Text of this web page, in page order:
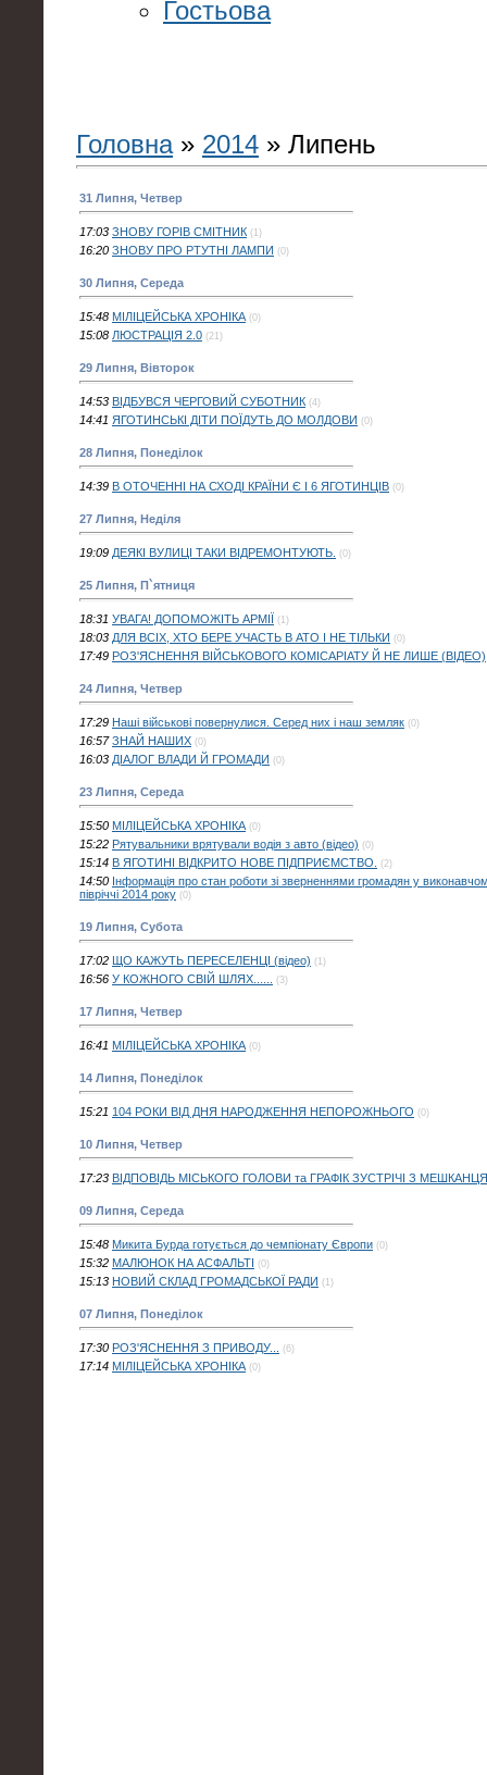
Гостьова
Головна» 2014 » Липень
31 Липня, Четвер
17:03 ЗНОВУ ГОРІВ СМІТНИК (1)
16:20 ЗНОВУ ПРО РТУТНІ ЛАМПИ (0)
30 Липня, Середа
15:48 МІЛІЦЕЙСЬКА ХРОНІКА (0)
15:08 ЛЮСТРАЦІЯ 2.0 (21)
29 Липня, Вівторок
14:53 ВІДБУВСЯ ЧЕРГОВИЙ СУБОТНИК (4)
14:41 ЯГОТИНСЬКІ ДІТИ ПОЇДУТЬ ДО МОЛДОВИ (0)
28 Липня, Понеділок
14:39 В ОТОЧЕННІ НА СХОДІ КРАЇНИ Є І 6 ЯГОТИНЦІВ (0)
27 Липня, Неділя
19:09 ДЕЯКІ ВУЛИЦІ ТАКИ ВІДРЕМОНТУЮТЬ. (0)
25 Липня, П`ятниця
18:31 УВАГА! ДОПОМОЖІТЬ АРМІЇ (1)
18:03 ДЛЯ ВСІХ, ХТО БЕРЕ УЧАСТЬ В АТО І НЕ ТІЛЬКИ (0)
17:49 РОЗ'ЯСНЕННЯ ВІЙСЬКОВОГО КОМІСАРІАТУ Й НЕ ЛИШЕ (ВІДЕО)
24 Липня, Четвер
17:29 Наші військові повернулися. Серед них і наш земляк (0)
16:57 ЗНАЙ НАШИХ (0)
16:03 ДІАЛОГ ВЛАДИ Й ГРОМАДИ (0)
23 Липня, Середа
15:50 МІЛІЦЕЙСЬКА ХРОНІКА (0)
15:22 Рятувальники врятували водія з авто (відео) (0)
15:14 В ЯГОТИНІ ВІДКРИТО НОВЕ ПІДПРИЄМСТВО. (2)
14:50 Інформація про стан роботи зі зверненнями громадян у
півріччі 2014 року (0)
19 Липня, Субота
17:02 ЩО КАЖУТЬ ПЕРЕСЕЛЕНЦІ (відео) (1)
16:56 У КОЖНОГО СВІЙ ШЛЯХ...... (3)
17 Липня, Четвер
16:41 МІЛІЦЕЙСЬКА ХРОНІКА (0)
14 Липня, Понеділок
15:21 104 РОКИ ВІД ДНЯ НАРОДЖЕННЯ НЕПОРОЖНЬОГО (0)
10 Липня, Четвер
17:23 ВІДПОВІДЬ МІСЬКОГО ГОЛОВИ та ГРАФІК ЗУСТРІЧІ З
09 Липня, Середа
15:48 Микита Бурда готується до чемпіонату Європи (0)
15:32 МАЛЮНОК НА АСФАЛЬТІ (0)
15:13 НОВИЙ СКЛАД ГРОМАДСЬКОЇ РАДИ (1)
07 Липня, Понеділок
17:30 РОЗ'ЯСНЕННЯ З ПРИВОДУ... (6)
17:14 МІЛІЦЕЙСЬКА ХРОНІКА (0)